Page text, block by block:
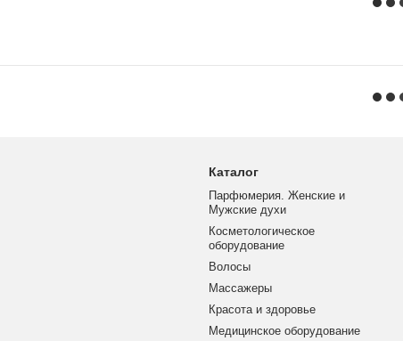
Каталог
Парфюмерия. Женские и
Мужские духи
Косметологическое
оборудование
Волосы
Массажеры
Красота и здоровье
Медицинское оборудование